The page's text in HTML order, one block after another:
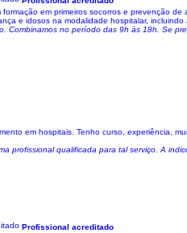
em primeiros socorros e prevenção
e idosos na modalidade hospitalar, incluindo
Combinamos no período das 9h às 18h. Se
em hospitais. Tenho curso, experiência,
profissional qualificada para tal serviço. A
Profissional acreditado